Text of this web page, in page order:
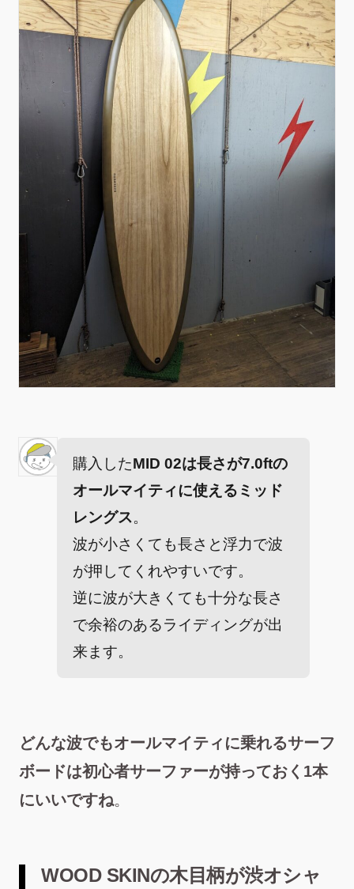
購入したMID 02は長さが7.0ftの
オールマイティに使えるミッド
レングス。
波が小さくても長さと浮力で波
が押してくれやすいです。
逆に波が大きくても十分な長さ
で余裕のあるライディングが出
来ます。
どんな波でもオールマイティに乗れるサーフ
ボードは初心者サーファーが持っておく1本
にいいですね。
WOOD SKINの木目柄が渋オシャ